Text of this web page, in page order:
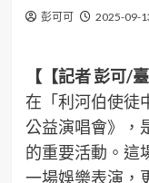
彭可可 2025-09-
【【記者 彭可/
在「利河伯使徒
公益演唱會》，
的重要活動。這
一場娛樂表演，